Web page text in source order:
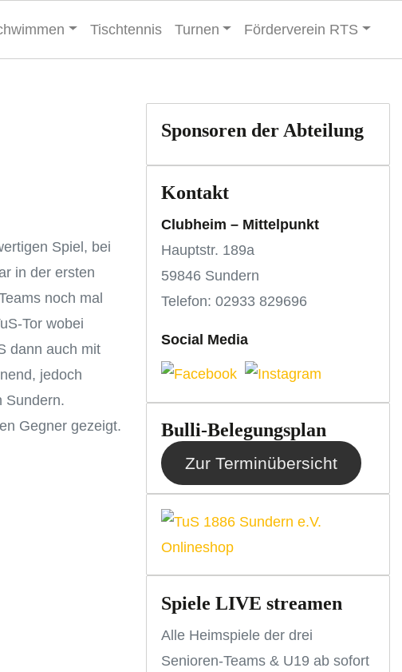
Tischtennis Turnen Förderverein RTS
Spiel, bei
in der ersten
noch mal
Tor wobei
dann auch mit
jedoch
Sundern.
Gegner gezeigt.
Sponsoren der Abteilung
Kontakt
Clubheim – Mittelpunkt
Hauptstr. 189a
59846 Sundern
Telefon: 02933 829696
Social Media
Bulli-Belegungsplan
Zur Terminübersicht
Spiele LIVE streamen
Alle Heimspiele der drei
Senioren-Teams & U19 ab sofort